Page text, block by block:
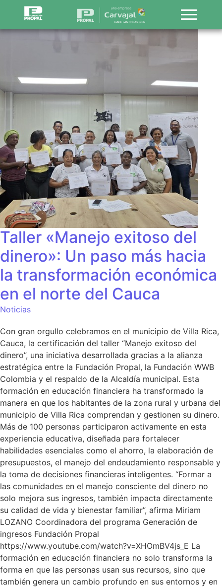
Taller «Manejo exitoso del
dinero»: Un paso más hacia
la transformación económica
en el norte del Cauca
Noticias
Con gran orgullo celebramos en el municipio de Villa Rica,
Cauca, la certificación del taller “Manejo exitoso del
dinero”, una iniciativa desarrollada gracias a la alianza
estratégica entre la Fundación Propal, la Fundación WWB
Colombia y el respaldo de la Alcaldía municipal. Esta
formación en educación financiera ha transformado la
manera en que los habitantes de la zona rural y urbana del
municipio de Villa Rica comprendan y gestionen su dinero.
Más de 100 personas participaron activamente en esta
experiencia educativa, diseñada para fortalecer
habilidades esenciales como el ahorro, la elaboración de
presupuestos, el manejo del endeudamiento responsable y
la toma de decisiones financieras inteligentes. “Formar a
las comunidades en el manejo consciente del dinero no
solo mejora sus ingresos, también impacta directamente
su calidad de vida y bienestar familiar”, afirma Miriam
LOZANO Coordinadora del programa Generación de
ingresos Fundación Propal
https://www.youtube.com/watch?v=XHOmBV4js_E La
formación en educación financiera no solo transforma la
forma en que las personas usan sus recursos, sino que
también genera un cambio profundo en sus entornos y en